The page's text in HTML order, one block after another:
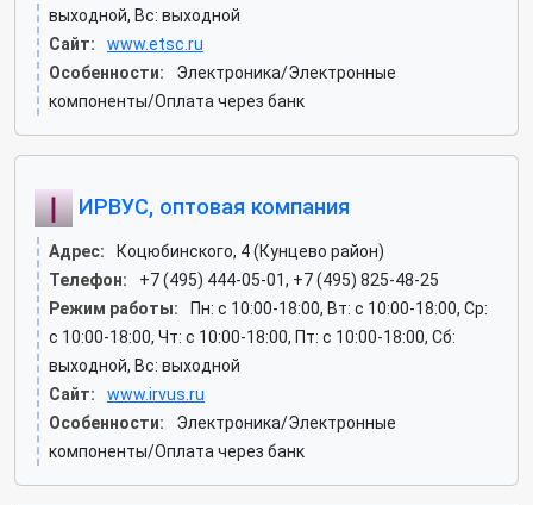
выходной, Вс: выходной
Сайт:
www.etsc.ru
Особенности:
Электроника/Электронные
компоненты/Оплата через банк
ИРВУС, оптовая компания
Адрес:
Коцюбинского, 4 (Кунцево район)
Телефон:
+7 (495) 444-05-01, +7 (495) 825-48-25
Режим работы:
Пн: c 10:00-18:00, Вт: c 10:00-18:00, Ср:
c 10:00-18:00, Чт: c 10:00-18:00, Пт: c 10:00-18:00, Сб:
выходной, Вс: выходной
Сайт:
www.irvus.ru
Особенности:
Электроника/Электронные
компоненты/Оплата через банк